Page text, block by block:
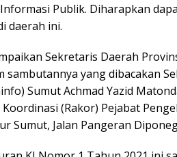
Publik. Diharapkan
daerah ini.
Sekretaris Daerah
sambutannya yang dibacakan
Sumut Achmad Yazid
Koordinasi (Rakor) Pejabat
Sumut, Jalan Pangeran